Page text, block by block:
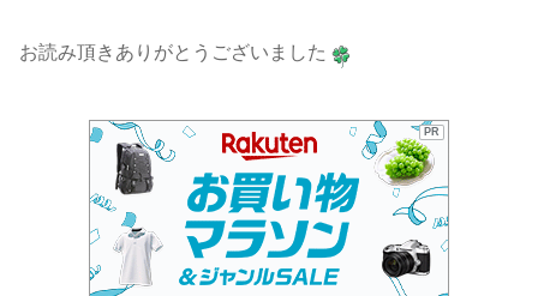
お読み頂きありがとうございました
PR